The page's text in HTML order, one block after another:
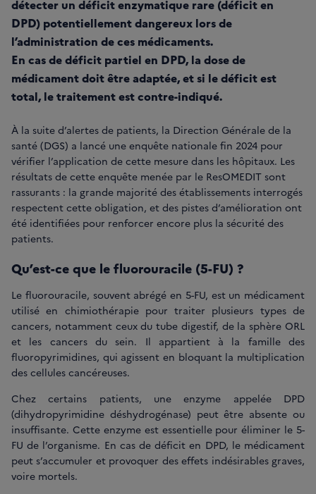
détecter un déficit enzymatique rare (déficit en
DPD) potentiellement dangereux lors de
l’administration de ces médicaments.
En cas de déficit partiel en DPD, la dose de
médicament doit être adaptée, et si le déficit est
total, le traitement est contre-indiqué.
À la suite d’alertes de patients, la Direction Générale de la
santé (DGS) a lancé une enquête nationale fin 2024 pour
vérifier l’application de cette mesure dans les hôpitaux. Les
résultats de cette enquête menée par le ResOMEDIT sont
rassurants : la grande majorité des établissements interrogés
respectent cette obligation, et des pistes d’amélioration ont
été identifiées pour renforcer encore plus la sécurité des
patients.
Qu’est-ce que le fluorouracile (5-FU) ?
Le fluorouracile, souvent abrégé en 5-FU, est un médicament
utilisé en chimiothérapie pour traiter plusieurs types de
cancers, notamment ceux du tube digestif, de la sphère ORL
et les cancers du sein. Il appartient à la famille des
fluoropyrimidines, qui agissent en bloquant la multiplication
des cellules cancéreuses.
Chez certains patients, une enzyme appelée DPD
(dihydropyrimidine déshydrogénase) peut être absente ou
insuffisante. Cette enzyme est essentielle pour éliminer le 5-
FU de l’organisme. En cas de déficit en DPD, le médicament
peut s’accumuler et provoquer des effets indésirables graves,
voire mortels.